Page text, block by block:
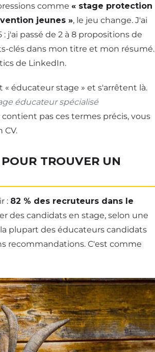
comme « stage protection
jeunes », le jeu change. J'ai
j'ai passé de 2 à 8 propositions de
clés dans mon titre et mon résumé.
de LinkedIn.
éducateur stage » et s'arrêtent là.
éducateur spécialisé
contient pas ces termes précis, vous
CV.
TROUVER UN
: 82 % des recruteurs dans le
des candidats en stage, selon une
plupart des éducateurs candidats
recommandations. C'est comme